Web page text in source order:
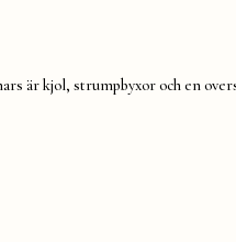
är kjol, strumpbyxor och en